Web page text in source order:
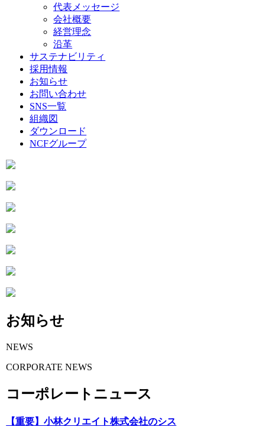
代表メッセージ
会社概要
経営理念
沿革
サステナビリティ
採用情報
お知らせ
お問い合わせ
SNS一覧
組織図
ダウンロード
NCFグループ
お知らせ
NEWS
CORPORATE NEWS
コーポレートニュース
【重要】小林クリエイト株式会社のシス